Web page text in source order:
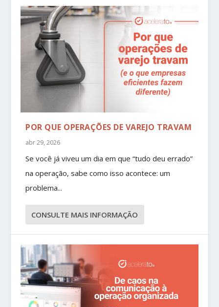
POR QUE OPERAÇÕES DE VAREJO TRAVAM
abr 29, 2026
Se você já viveu um dia em que “tudo deu errado”
na operação, sabe como isso acontece: um
problema...
CONSULTE MAIS INFORMAÇÃO